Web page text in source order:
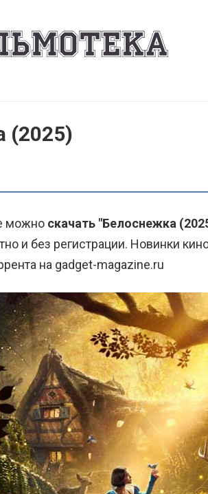
(2025)
можно скачать "Белоснежка
и без регистрации. Новинки
на gadget-magazine.ru